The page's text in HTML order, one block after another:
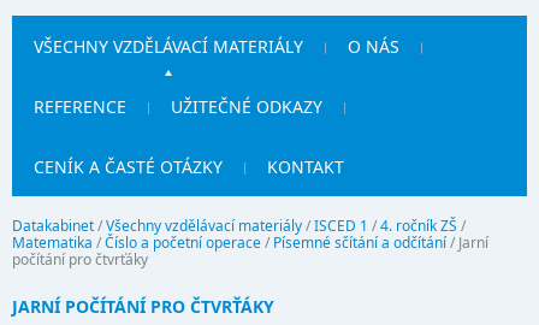
VŠECHNY VZDĚLÁVACÍ MATERIÁLY O NÁS
REFERENCE UŽITEČNÉ ODKAZY
CENÍK A ČASTÉ OTÁZKY KONTAKT
Datakabinet/Všechny vzdělávací materiály/ISCED 1 /4. ročník ZŠ /
Matematika /Číslo a početní operace/ Písemné sčítání a odčítání/ Jarní
počítání pro čtvrťáky
JARNÍ POČÍTÁNÍ PRO ČTVRŤÁKY